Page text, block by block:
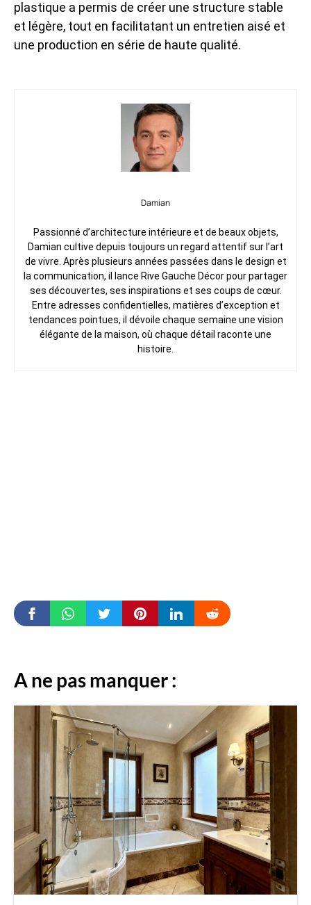
plastique a permis de créer une structure stable
et légère, tout en facilitatant un entretien aisé et
une production en série de haute qualité.
Damian
Passionné d’architecture intérieure et de beaux objets,
Damian cultive depuis toujours un regard attentif sur l’art
de vivre. Après plusieurs années passées dans le design et
la communication, il lance Rive Gauche Décor pour partager
ses découvertes, ses inspirations et ses coups de cœur.
Entre adresses confidentielles, matières d’exception et
tendances pointues, il dévoile chaque semaine une vision
élégante de la maison, où chaque détail raconte une
histoire.
A ne pas manquer :